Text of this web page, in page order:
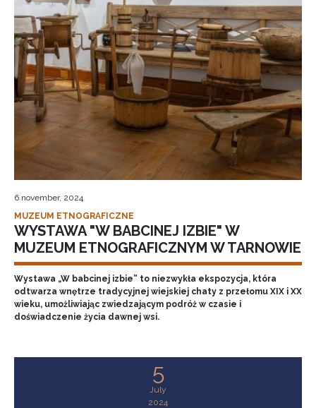
6 november, 2024
MUZEUM ETNOGRAFICZNE
WYSTAWA "W BABCINEJ IZBIE" W
MUZEUM ETNOGRAFICZNYM W TARNOWIE
Wystawa „W babcinej izbie” to niezwykła ekspozycja, która
odtwarza wnętrze tradycyjnej wiejskiej chaty z przełomu XIX i XX
wieku, umożliwiając zwiedzającym podróż w czasie i
doświadczenie życia dawnej wsi.
5
July
2024